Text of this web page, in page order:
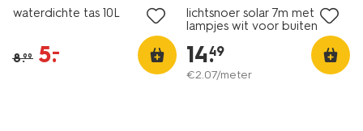
waterdichte tas 10L
8.99 5.
–
lichtsnoer solar 7m met 20
lampjes wit voor buiten
14.
49
€2.07/meter